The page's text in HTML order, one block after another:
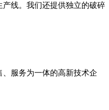
线。我们还提供独立的破碎
服务为一体的高新技术企